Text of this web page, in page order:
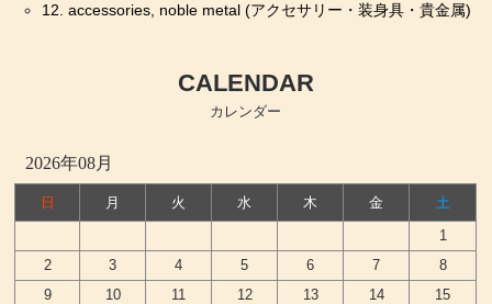
12. accessories, noble metal (アクセサリー・装身具・貴金属)
CALENDAR
カレンダー
2026年08月
日 月 火 水 木 金
土
1
2
3 4 5 6 7
8
9
10 11 12 13 14
15